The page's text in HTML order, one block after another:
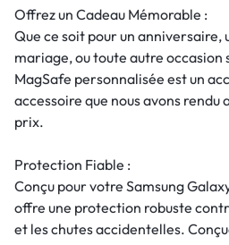
Offrez un Cadeau Mémorable :
Que ce soit pour un anniversaire,
mariage, ou toute autre occasion
MagSafe personnalisée est un
accessoire que nous avons rendu
prix.
Protection Fiable :
Conçu pour votre Samsung
offre une protection robuste
et les chutes accidentelles.